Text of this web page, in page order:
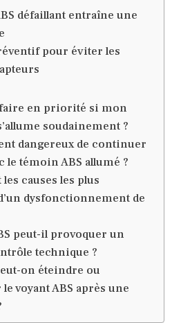
défaillant entraîne une
pour éviter les
en priorité si mon
soudainement ?
dangereux de continuer
le témoin ABS allumé ?
causes les plus
dysfonctionnement de
peut-il provoquer un
technique ?
on éteindre ou
voyant ABS après une